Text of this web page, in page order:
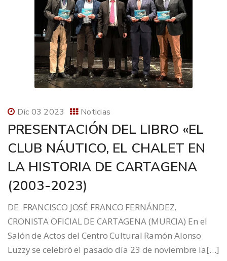
Dic 03 2023 Noticias
PRESENTACIÓN DEL LIBRO «EL
CLUB NÁUTICO, EL CHALET EN
LA HISTORIA DE CARTAGENA
(2003-2023)
DE FRANCISCO JOSÉ FRANCO FERNÁNDEZ,
CRONISTA OFICIAL DE CARTAGENA (MURCIA) En el
Salón de Actos del Centro Cultural Ramón Alonso
Luzzy se celebró el pasado día 23 de noviembre la[…]